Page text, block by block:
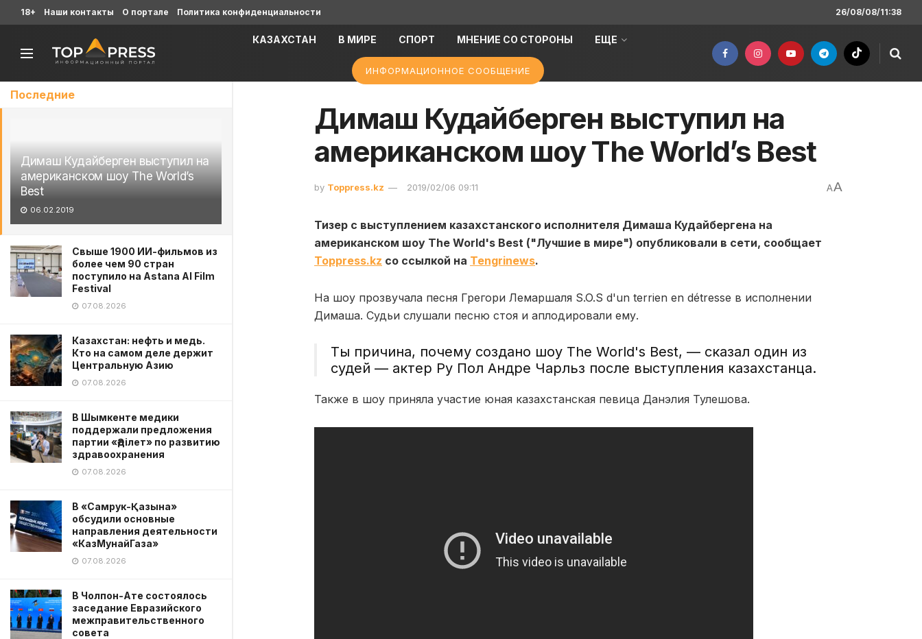
Последние
Димаш Кудайберген выступил на
американском шоу The World’s
Best
06.02.2019
Свыше 1900 ИИ-фильмов из
более чем 90 стран
поступило на Astana AI Film
Festival
07.08.2026
Казахстан: нефть и медь.
Кто на самом деле держит
Центральную Азию
07.08.2026
В Шымкенте медики
поддержали предложения
партии «Әділет» по развитию
здравоохранения
07.08.2026
В «Самрук-Қазына»
обсудили основные
направления деятельности
«КазМунайГаза»
07.08.2026
В Чолпон-Ате состоялось
заседание Евразийского
межправительственного
совета
18+ Наши контакты О портале Политика конфиденциальности 26/08/08/11:38
КАЗАХСТАН В МИРЕ СПОРТ МНЕНИЕ СО СТОРОНЫ ЕЩЕ
ИНФОРМАЦИОННОЕ СООБЩЕНИЕ
Димаш Кудайберген выступил на
американском шоу The World’s Best
by Toppress.kz 2019/02/06 09:11 AA
Тизер с выступлением казахстанского исполнителя Димаша Кудайбергена на
американском шоу The World's Best ("Лучшие в мире") опубликовали в сети, сообщает
Toppress.kz со ссылкой на Tengrinews.
На шоу прозвучала песня Грегори Лемаршаля S.O.S d'un terrien en détresse в исполнении
Димаша. Судьи слушали песню стоя и аплодировали ему.
Ты причина, почему создано шоу The World's Best, — сказал один из
судей — актер Ру Пол Андре Чарльз после выступления казахстанца.
Также в шоу приняла участие юная казахстанская певица Данэлия Тулешова.